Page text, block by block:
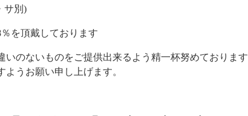
サ別)
を頂戴しております
いのないものをご提供出来るよう精一杯努めております
うお願い申し上げます。